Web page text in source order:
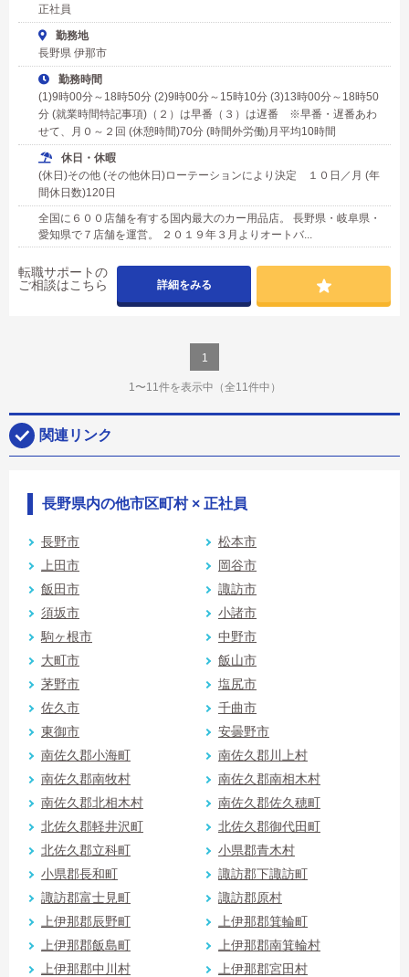
正社員
勤務地
長野県 伊那市
勤務時間
(1)9時00分～18時50分 (2)9時00分～15時10分 (3)13時00分～18時50
分 (就業時間特記事項)（２）は早番（３）は遅番 ※早番・遅番あわ
せて、月０～２回 (休憩時間)70分 (時間外労働)月平均10時間
休日・休暇
(休日)その他 (その他休日)ローテーションにより決定 １０日／月 (年
間休日数)120日
全国に６００店舗を有する国内最大のカー用品店。 長野県・岐阜県・
愛知県で７店舗を運営。 ２０１９年３月よりオートバ...
転職サポートの
ご相談はこちら
詳細をみる
1
1〜11件を表示中 （全11件中）
関連リンク
長野県内の他市区町村 × 正社員
長野市
松本市
上田市
岡谷市
飯田市
諏訪市
須坂市
小諸市
駒ヶ根市
中野市
大町市
飯山市
茅野市
塩尻市
佐久市
千曲市
東御市
安曇野市
南佐久郡小海町
南佐久郡川上村
南佐久郡南牧村
南佐久郡南相木村
南佐久郡北相木村
南佐久郡佐久穂町
北佐久郡軽井沢町
北佐久郡御代田町
北佐久郡立科町
小県郡青木村
小県郡長和町
諏訪郡下諏訪町
諏訪郡富士見町
諏訪郡原村
上伊那郡辰野町
上伊那郡箕輪町
上伊那郡飯島町
上伊那郡南箕輪村
上伊那郡中川村
上伊那郡宮田村